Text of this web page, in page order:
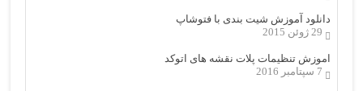
دانلود آموزش شیت بندی با فتوشاپ
29 ژوئن 2015
اموزش تنظیمات پلات نقشه های اتوکد
7 سپتامبر 2016